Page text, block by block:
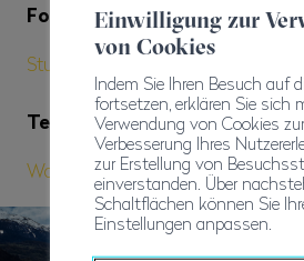
Fotografien
Studio 54 / Olivier Maire & Louis
Texte
Walliser Baumeisterverband
Einwilligung zur
von Cookies
Indem Sie Ihren Besuch auf
fortsetzen, erklären Sie sich
Verwendung von Cookies zur
Verbesserung Ihres
zur Erstellung von
einverstanden. Über
Schaltflächen können Sie
Einstellungen anpassen.